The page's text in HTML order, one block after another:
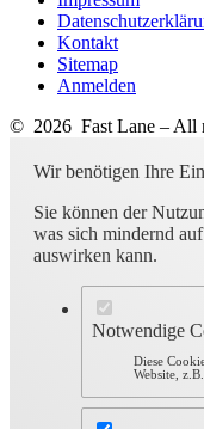
Kontakt
Sitemap
Anmelden
© 2026 Fast Lane – All
Wir benötigen Ihre
Sie können der
was sich mindernd
auswirken kann.
Notwendige
Diese
Website,